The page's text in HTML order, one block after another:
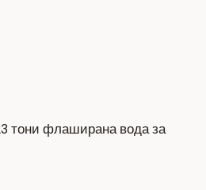
тони флаширана вода за